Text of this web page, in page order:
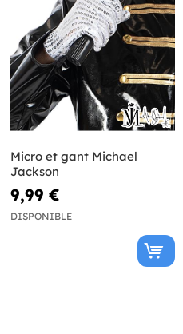
Micro et gant Michael
Jackson
9,99 €
DISPONIBLE